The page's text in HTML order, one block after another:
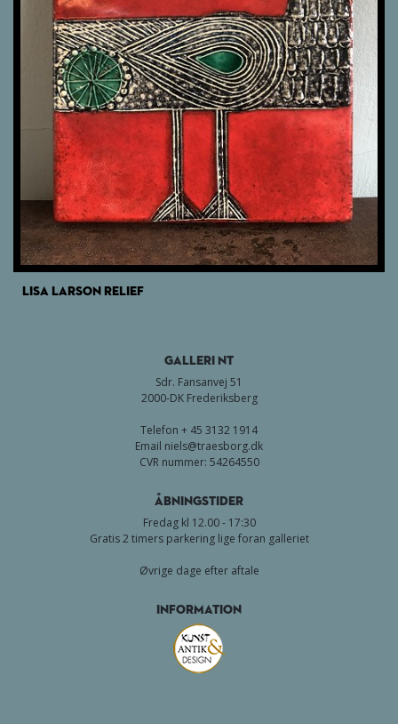
LISA LARSON RELIEF
GALLERI NT
Sdr. Fansanvej 51
2000-DK Frederiksberg
Telefon + 45 3132 1914
Email niels@traesborg.dk
CVR nummer: 54264550
Åbningstider
Fredag kl 12.00 - 17:30
Gratis 2 timers parkering lige foran galleriet
Øvrige dage efter aftale
Information